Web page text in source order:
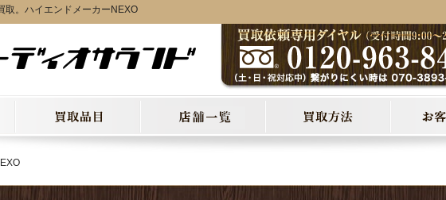
取。ハイエンドメーカーNEXO